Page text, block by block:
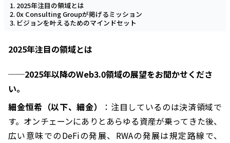
2025年注目の領域とは
0x Consulting Groupが掲げるミッション
ビジョンを叶えるためのマインドセット
2025年注目の領域とは
──2025年以降のWeb3.0領域の展望をお聞かせくださ
い。
細金恒希（以下、細金）
：注目しているのは決済領域で
す。オンチェーンにありとあらゆる資産が乗ってきた後、
広い意味でのDeFiの発展、RWAの発展は規定路線で、